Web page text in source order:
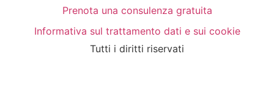
Prenota una consulenza gratuita
Informativa sul trattamento dati e sui cookie
Tutti i diritti riservati